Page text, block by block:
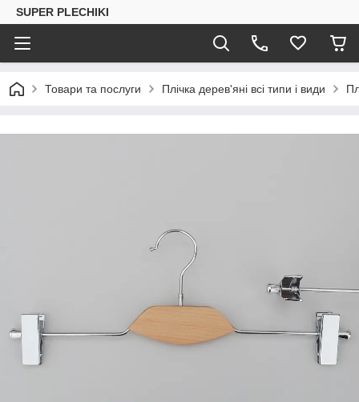
SUPER PLECHIKI
Товари та послуги Плічка дерев'яні всі типи і види